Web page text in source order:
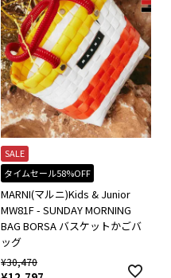
SALE
タイムセール58%OFF
MARNI(マルニ)Kids & Junior
MW81F - SUNDAY MORNING
BAG BORSA バスケットかごバ
ッグ
¥30,470